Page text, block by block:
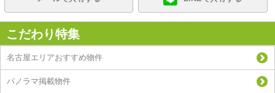
こだわり特集
名古屋エリアおすすめ物件
パノラマ掲載物件